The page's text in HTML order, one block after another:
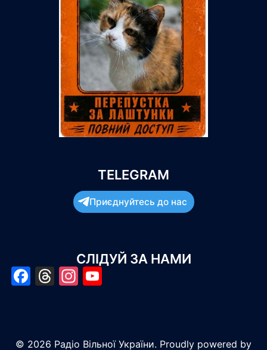
TELEGRAM
Приєднуйтесь до нас
СЛІДУЙ ЗА НАМИ
Facebook
Threads
Instagram
© 2026 Радіо Вільної України. Proudly powered by